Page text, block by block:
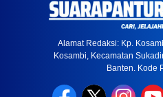
Alamat Redaksi: Kp.
Kosambi, Kecamatan
Banten. Kode